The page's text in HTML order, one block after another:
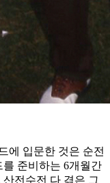
에 입문한 것은 순전
준비하는 6개월간
전수전 다 겪은 그